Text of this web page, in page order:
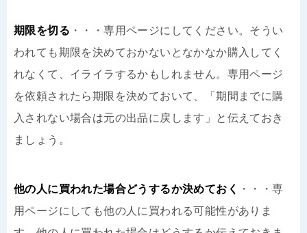
期限を切る ・・・専用ページにしてください。そうい
われても期限を決めておかないとなかなか購入してく
れなくて、イライラするかもしれません。専用ページ
を依頼されたら期限を決めておいて、「期間までに購
入されない場合は元の出品に戻します」と伝えておき
ましょう。
他の人に買われた場合どうするか決めておく
・・・専
用ページにしても他の人に買われる可能性がありま